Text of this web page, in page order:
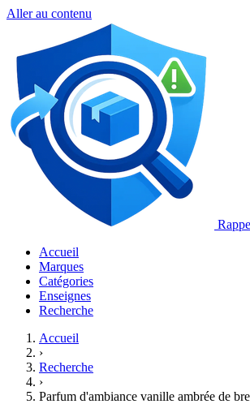
Aller au contenu
Accueil
Marques
Catégories
Enseignes
Recherche
Accueil
›
Recherche
›
Parfum d'ambiance vanille ambrée de